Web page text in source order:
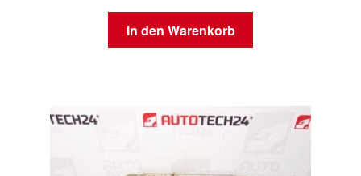
In den Warenkorb